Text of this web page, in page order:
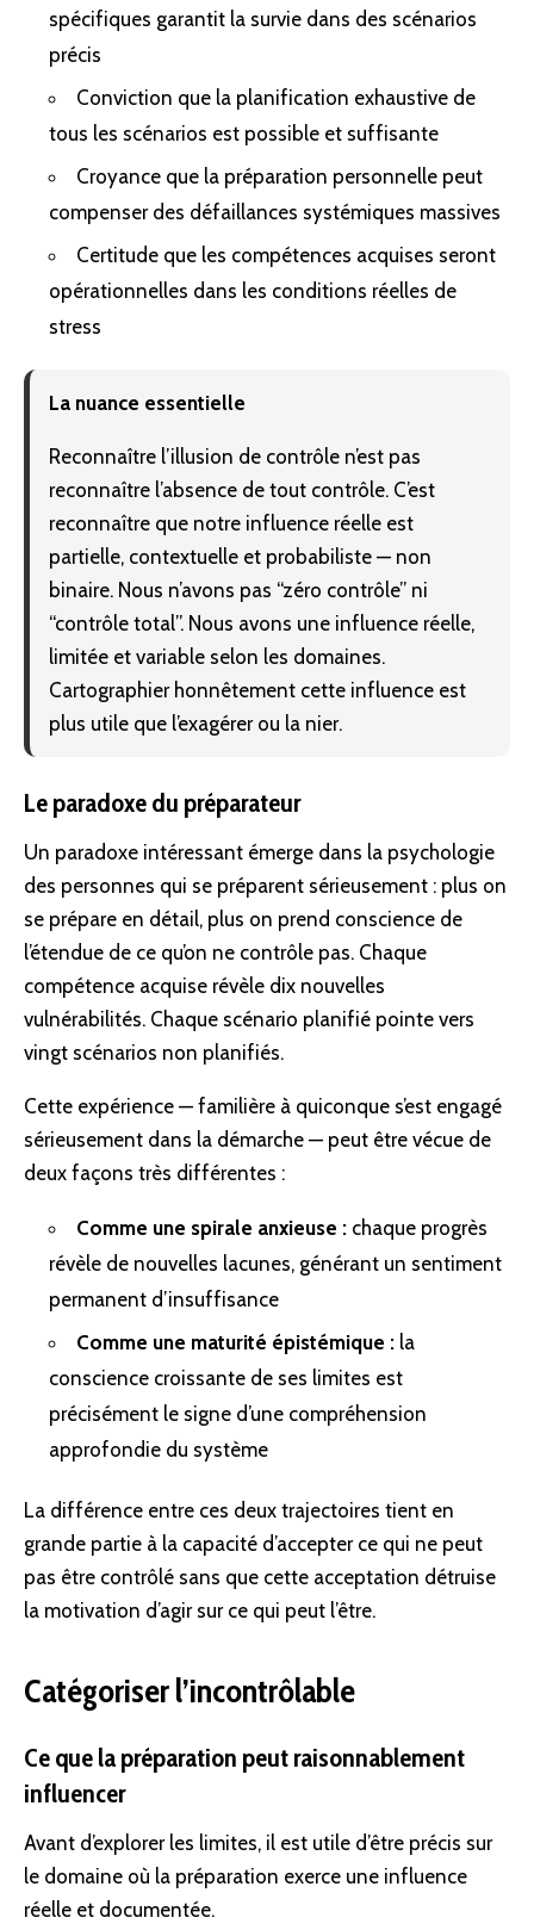
spécifiques garantit la survie dans des scénarios
précis
Conviction que la planification exhaustive de
tous les scénarios est possible et suffisante
Croyance que la préparation personnelle peut
compenser des défaillances systémiques massives
Certitude que les compétences acquises seront
opérationnelles dans les conditions réelles de
stress
La nuance essentielle
Reconnaître l’illusion de contrôle n’est pas
reconnaître l’absence de tout contrôle. C’est
reconnaître que notre influence réelle est
partielle, contextuelle et probabiliste — non
binaire. Nous n’avons pas “zéro contrôle” ni
“contrôle total”. Nous avons une influence réelle,
limitée et variable selon les domaines.
Cartographier honnêtement cette influence est
plus utile que l’exagérer ou la nier.
Le paradoxe du préparateur
Un paradoxe intéressant émerge dans la psychologie
des personnes qui se préparent sérieusement : plus on
se prépare en détail, plus on prend conscience de
l’étendue de ce qu’on ne contrôle pas. Chaque
compétence acquise révèle dix nouvelles
vulnérabilités. Chaque scénario planifié pointe vers
vingt scénarios non planifiés.
Cette expérience — familière à quiconque s’est engagé
sérieusement dans la démarche — peut être vécue de
deux façons très différentes :
Comme une spirale anxieuse : chaque progrès
révèle de nouvelles lacunes, générant un sentiment
permanent d’insuffisance
Comme une maturité épistémique : la
conscience croissante de ses limites est
précisément le signe d’une compréhension
approfondie du système
La différence entre ces deux trajectoires tient en
grande partie à la capacité d’accepter ce qui ne peut
pas être contrôlé sans que cette acceptation détruise
la motivation d’agir sur ce qui peut l’être.
Catégoriser l’incontrôlable
Ce que la préparation peut raisonnablement
influencer
Avant d’explorer les limites, il est utile d’être précis sur
le domaine où la préparation exerce une influence
réelle et documentée.